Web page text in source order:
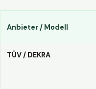
Anbieter / Modell
TÜV / DEKRA